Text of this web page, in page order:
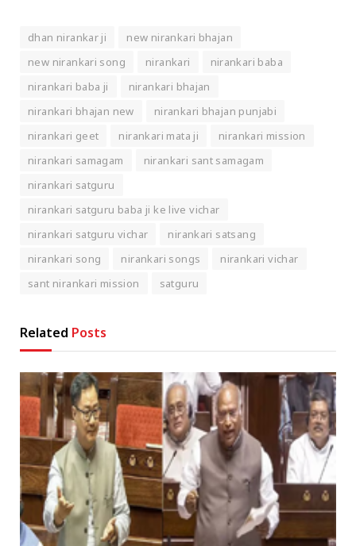
dhan nirankar ji
new nirankari bhajan
new nirankari song
nirankari
nirankari baba
nirankari baba ji
nirankari bhajan
nirankari bhajan new
nirankari bhajan punjabi
nirankari geet
nirankari mata ji
nirankari mission
nirankari samagam
nirankari sant samagam
nirankari satguru
nirankari satguru baba ji ke live vichar
nirankari satguru vichar
nirankari satsang
nirankari song
nirankari songs
nirankari vichar
sant nirankari mission
satguru
Related Posts